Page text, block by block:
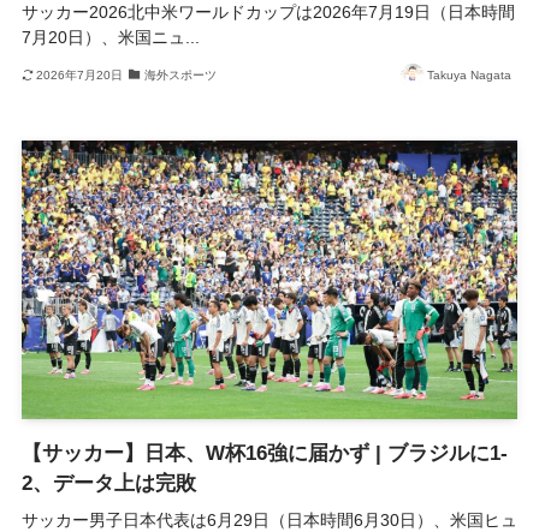
サッカー2026北中米ワールドカップは2026年7月19日（日本時間
7月20日）、米国ニュ...
2026年7月20日 海外スポーツ Takuya Nagata
【サッカー】日本、W杯16強に届かず | ブラジルに1-
2、データ上は完敗
サッカー男子日本代表は6月29日（日本時間6月30日）、米国ヒュ